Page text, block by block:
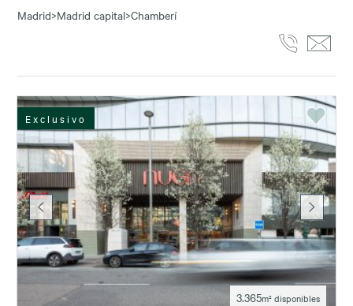
Madrid>Madrid capital>Chamberí
3.365m² disponibles
Exclusivo